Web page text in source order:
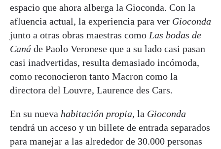
espacio que ahora alberga la Gioconda. Con la
afluencia actual, la experiencia para ver Gioconda
junto a otras obras maestras como Las bodas de
Caná de Paolo Veronese que a su lado casi pasan
casi inadvertidas, resulta demasiado incómoda,
como reconocieron tanto Macron como la
directora del Louvre, Laurence des Cars.
En su nueva habitación propia, la Gioconda
tendrá un acceso y un billete de entrada separados
para manejar a las alrededor de 30.000 personas